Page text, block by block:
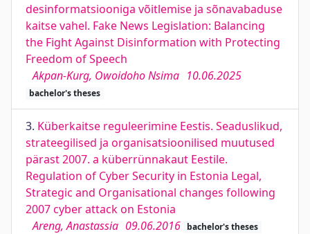
desinformatsiooniga võitlemise ja sõnavabaduse
kaitse vahel. Fake News Legislation: Balancing
the Fight Against Disinformation with Protecting
Freedom of Speech
Akpan-Kurg, Owoidoho Nsima 10.06.2025
bachelor's theses
3. Küberkaitse reguleerimine Eestis. Seaduslikud,
strateegilised ja organisatsioonilised muutused
pärast 2007. a küberrünnakaut Eestile.
Regulation of Cyber Security in Estonia Legal,
Strategic and Organisational changes following
2007 cyber attack on Estonia
Areng, Anastassia 09.06.2016 bachelor's theses